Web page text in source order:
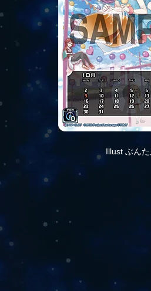
Illust ぶんた